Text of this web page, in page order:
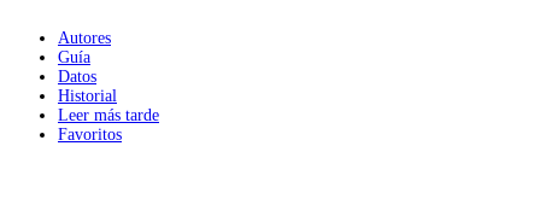
Autores
Guía
Datos
Historial
Leer más tarde
Favoritos